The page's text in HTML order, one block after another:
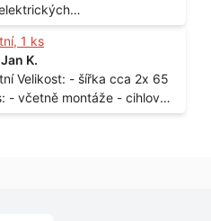
dům - jedná se o
a proskleném
bude i demontáž
prosklených,
1 ks
K.
65
- rozměry bez zárubní